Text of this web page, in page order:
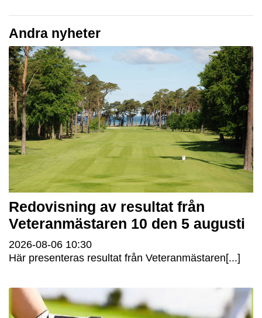
Andra nyheter
Redovisning av resultat från
Veteranmästaren 10 den 5 augusti
2026-08-06 10:30
Här presenteras resultat från Veteranmästaren[...]